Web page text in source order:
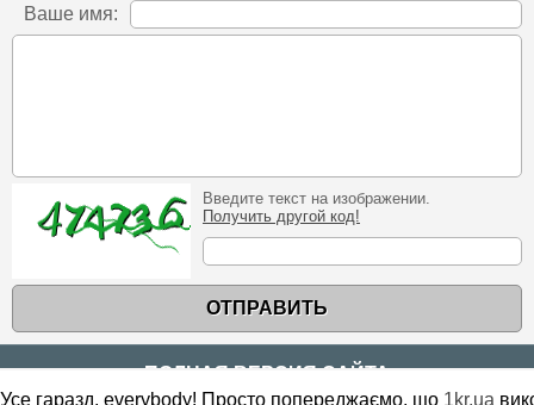
Ваше имя:
Введите текст на изображении.
Получить другой код!
ОТПРАВИТЬ
ПОЛНАЯ ВЕРСИЯ САЙТА
Усе гаразд, everybody! Просто попереджаємо, що 1kr.ua